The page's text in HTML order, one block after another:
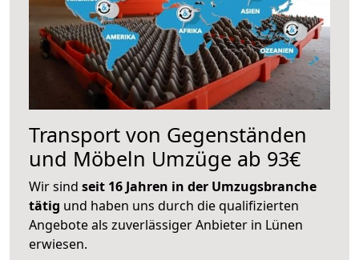
Transport von Gegenständen
und Möbeln Umzüge ab 93€
Wir sind seit 16 Jahren in der Umzugsbranche
tätig und haben uns durch die qualifizierten
Angebote als zuverlässiger Anbieter in Lünen
erwiesen.